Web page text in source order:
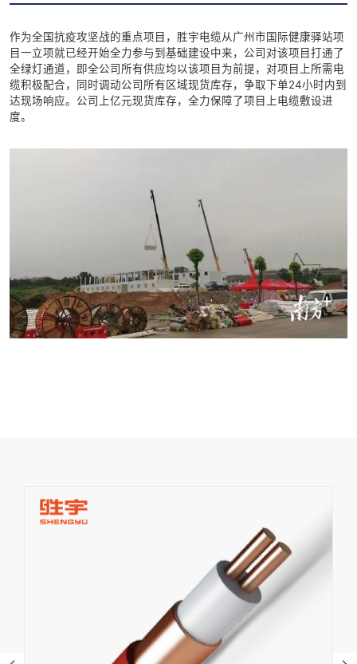
作为全国抗疫攻坚战的重点项目，胜宇电缆从广州市国际健康驿站项
目一立项就已经开始全力参与到基础建设中来，公司对该项目打通了
全绿灯通道，即全公司所有供应均以该项目为前提，对项目上所需电
缆积极配合，同时调动公司所有区域现货库存，争取下单24小时内到
达现场响应。公司上亿元现货库存，全力保障了项目上电缆敷设进
度。